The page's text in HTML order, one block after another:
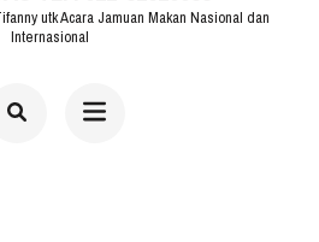
utk Acara Jamuan Makan Nasional dan
Internasional